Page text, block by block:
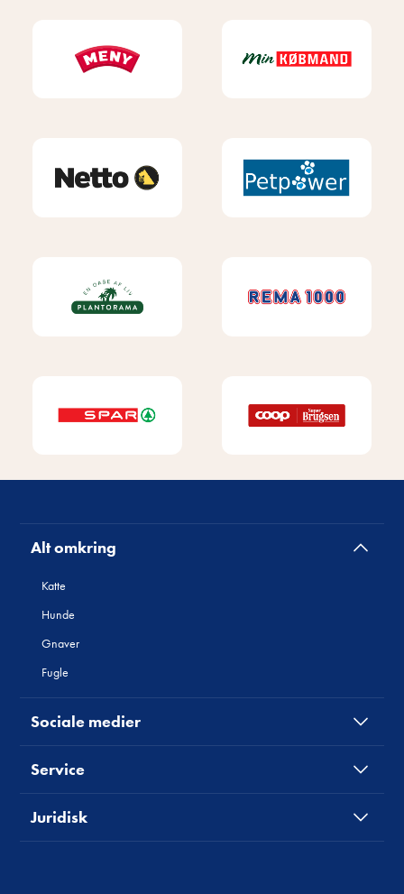
Alt omkring
Katte
Hunde
Gnaver
Fugle
Sociale medier
Service
Juridisk